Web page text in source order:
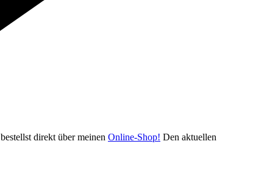
direkt über meinen Online-Shop! Den aktuellen